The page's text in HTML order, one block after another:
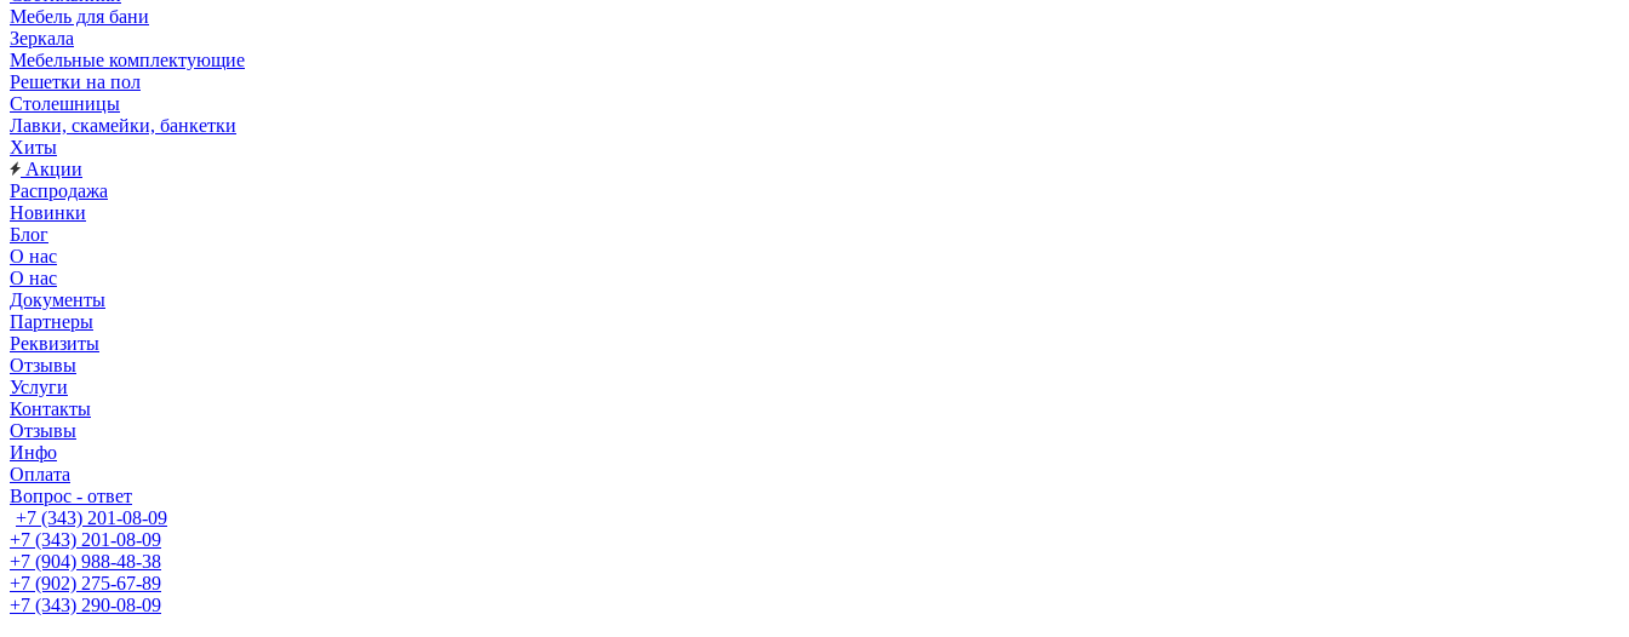
Мебель для бани
Зеркала
Мебельные комплектующие
Решетки на пол
Столешницы
Лавки, скамейки, банкетки
Хиты
Акции
Распродажа
Новинки
Блог
О нас
О нас
Документы
Партнеры
Реквизиты
Отзывы
Услуги
Контакты
Отзывы
Инфо
Оплата
Вопрос - ответ
+7 (343) 201-08-09
+7 (343) 201-08-09
+7 (904) 988-48-38
+7 (902) 275-67-89
+7 (343) 290-08-09